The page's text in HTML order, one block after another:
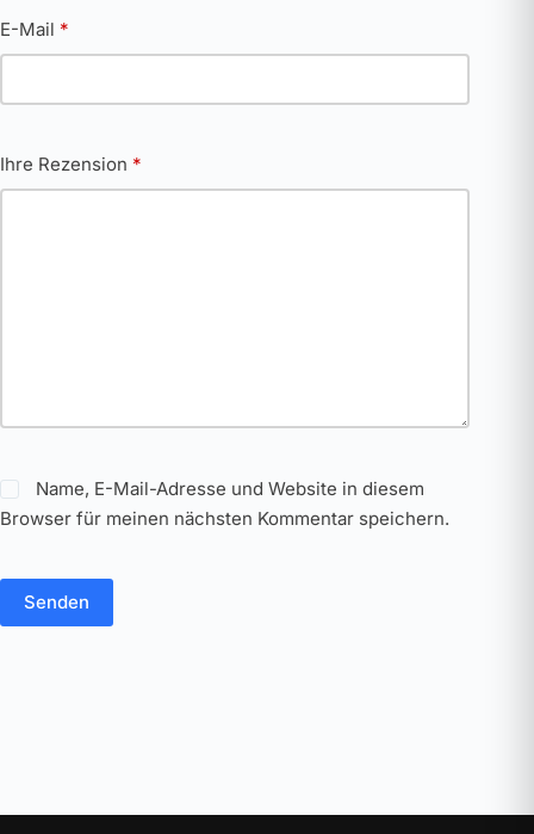
E-Mail *
Ihre Rezension *
Name, E-Mail-Adresse und Website in diesem
Browser für meinen nächsten Kommentar speichern.
Senden